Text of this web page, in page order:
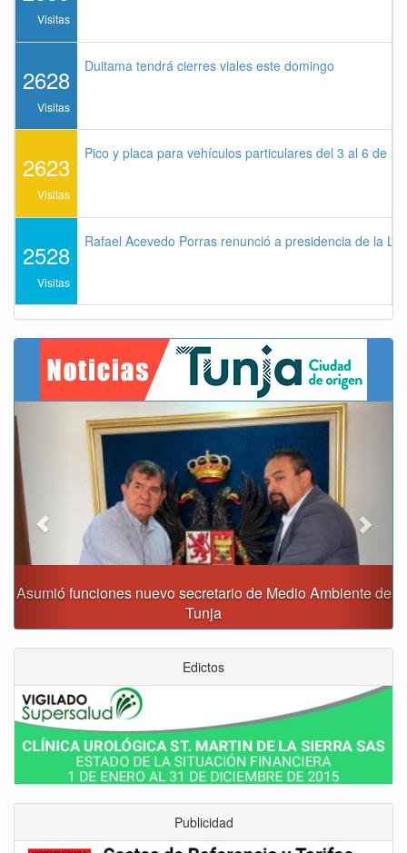
Visitas
2628
Visitas
Duitama tendrá cierres viales este domingo
2623
Visitas
Pico y placa para vehículos particulares del 3 al 6 de
2528
Visitas
Rafael Acevedo Porras renunció a presidencia de la
Asumió funciones nuevo secretario de Medio Ambiente de
Tunja
Previous
Edictos
Publicidad